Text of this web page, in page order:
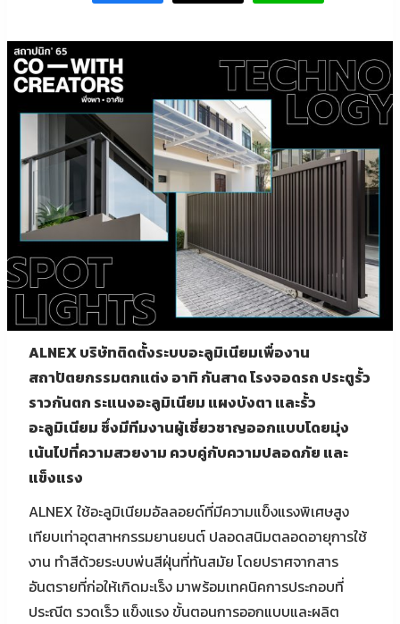
ALNEX บริษัทติดตั้งระบบอะลูมิเนียมเพื่องาน
สถาปัตยกรรมตกแต่ง อาทิ กันสาด โรงจอดรถ ประตูรั้ว
ราวกันตก ระแนงอะลูมิเนียม แผงบังตา และรั้ว
อะลูมิเนียม ซึ่งมีทีมงานผู้เชี่ยวชาญออกแบบโดยมุ่ง
เน้นไปที่ความสวยงาม ควบคู่กับความปลอดภัย และ
แข็งแรง
ALNEX ใช้อะลูมิเนียมอัลลอยด์ที่มีความแข็งแรงพิเศษสูง
เทียบเท่าอุตสาหกรรมยานยนต์ ปลอดสนิมตลอดอายุการใช้
งาน ทำสีด้วยระบบพ่นสีฝุ่นที่ทันสมัย โดยปราศจากสาร
อันตรายที่ก่อให้เกิดมะเร็ง มาพร้อมเทคนิคการประกอบที่
ประณีต รวดเร็ว แข็งแรง ขั้นตอนการออกแบบและผลิต